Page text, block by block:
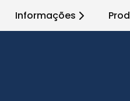
Informações